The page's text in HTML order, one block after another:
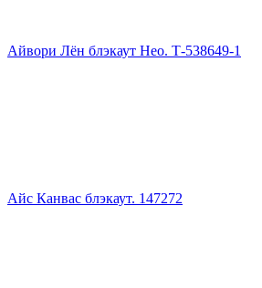
Айвори Лён блэкаут Нео. Т-538649-1
Айс Канвас блэкаут. 147272